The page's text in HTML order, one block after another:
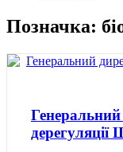
Позначка:
Генеральний
дерегуляції